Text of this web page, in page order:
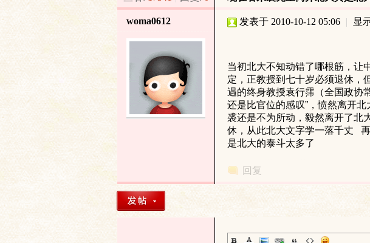
woma0612 发表于 2010-10-12 05:06 | 显
当初北大不知动错了哪根筋，让
定，正教授到七十岁必须退休，
遇的终身教授袁行霈（全国政协
还是比官位的感叹” ，愤然离开北
裘还是不为所动，毅然离开了北
休，从此北大文字学一落千丈
是北大的泰斗太多了
回复